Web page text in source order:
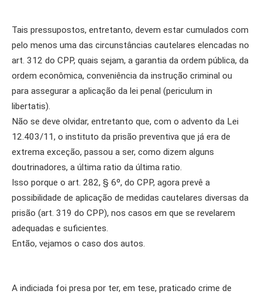
Tais pressupostos, entretanto, devem estar cumulados com
pelo menos uma das circunstâncias cautelares elencadas no
art. 312 do CPP, quais sejam, a garantia da ordem pública, da
ordem econômica, conveniência da instrução criminal ou
para assegurar a aplicação da lei penal (periculum in
libertatis).
Não se deve olvidar, entretanto que, com o advento da Lei
12.403/11, o instituto da prisão preventiva que já era de
extrema exceção, passou a ser, como dizem alguns
doutrinadores, a última ratio da última ratio.
Isso porque o art. 282, § 6º, do CPP, agora prevê a
possibilidade de aplicação de medidas cautelares diversas da
prisão (art. 319 do CPP), nos casos em que se revelarem
adequadas e suficientes.
Então, vejamos o caso dos autos.
A indiciada foi presa por ter, em tese, praticado crime de